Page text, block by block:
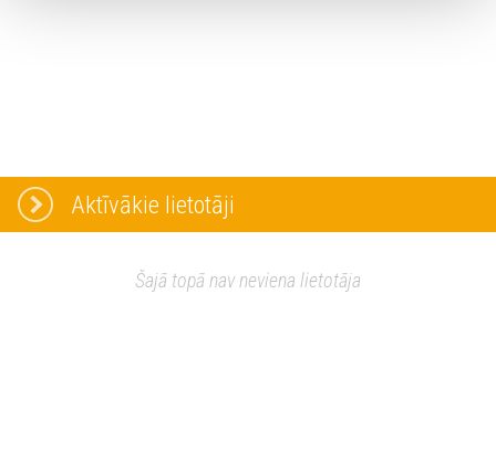
Aktīvākie lietotāji
Šajā topā nav neviena lietotāja